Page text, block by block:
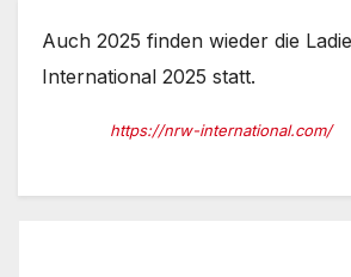
Auch 2025 finden wieder die
International 2025 statt.
https://nrw-international.com/